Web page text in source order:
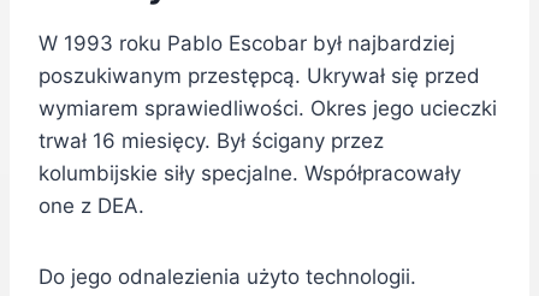
W 1993 roku Pablo Escobar był najbardziej
poszukiwanym przestępcą. Ukrywał się przed
wymiarem sprawiedliwości. Okres jego ucieczki
trwał 16 miesięcy. Był ścigany przez
kolumbijskie siły specjalne. Współpracowały
one z DEA.
Do jego odnalezienia użyto technologii.